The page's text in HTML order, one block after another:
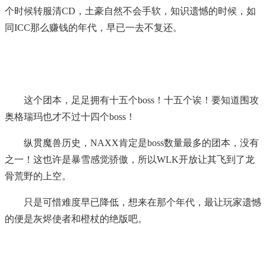
个时候转服清CD，土豪自然不会手软，知识遗憾的时候，如
同ICC那么赚钱的年代，早已一去不复还。
这个团本，足足拥有十五个boss！十五个诶！要知道围攻
奥格瑞玛也才不过十四个boss！
纵贯魔兽历史，NAXX肯定是boss数量最多的团本，没有
之一！这也许是暴雪感觉骄傲，所以WLK开放让其飞到了龙
骨荒野的上空。
只是可惜难度早已降低，想来在那个年代，最让玩家遗憾
的便是灰烬使者和橙杖的绝版吧。